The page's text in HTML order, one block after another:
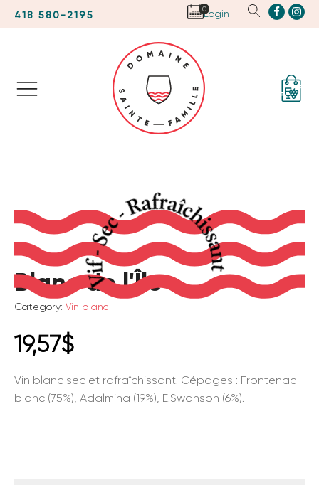
418 580-2195
0Login
Blanc de l'Île
Category: Vin blanc
19,57$
Vin blanc sec et rafraîchissant. Cépages : Frontenac
blanc (75%), Adalmina (19%), E.Swanson (6%).